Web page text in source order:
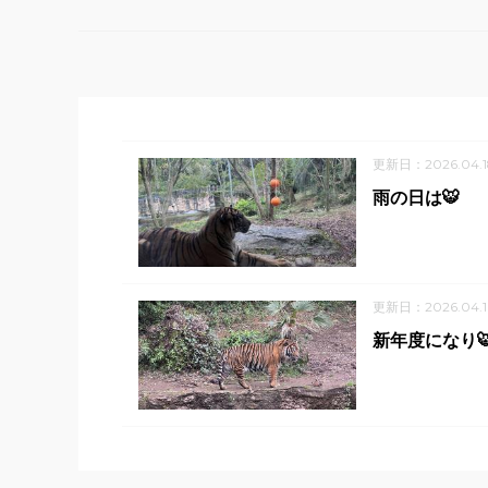
更新日：
雨の日は🐯
更新日：
新年度になり